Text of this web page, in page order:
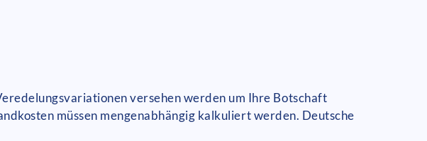
versehen werden um Ihre Botschaft
müssen mengenabhängig kalkuliert werden. Deutsche